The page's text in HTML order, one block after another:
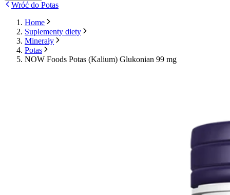
Wróć do Potas
Home
Suplementy diety
Minerały
Potas
NOW Foods Potas (Kalium) Glukonian 99 mg